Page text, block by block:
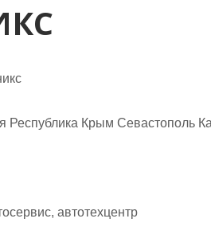
Республика Крым Севастополь
автотехцентр